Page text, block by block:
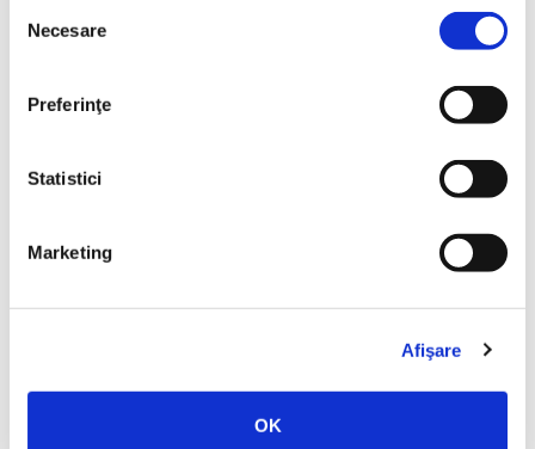
consimțământului
Necesare
Preferinţe
Statistici
Marketing
Afişare
OK
Cosmin Savu, Rareș Năstase, Paula Herlo, Alex
Dima, Paul Angelescu,